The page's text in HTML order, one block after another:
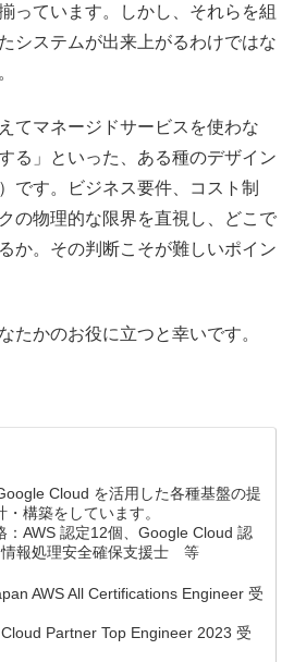
っています。しかし、それらを組
システムが出来上がるわけではな
てマネージドサービスを使わな
る」といった、ある種のデザイン
です。ビジネス要件、コスト制
の物理的な限界を直視し、どこで
か。その判断こそが難しいポイン
たかのお役に立つと幸いです。
Cloud を活用した各種基盤の提
・構築をしています。
：AWS 認定12個、Google Cloud 認
情報処理安全確保支援士 等
AWS All Certifications Engineer 受
Partner Top Engineer 2023 受